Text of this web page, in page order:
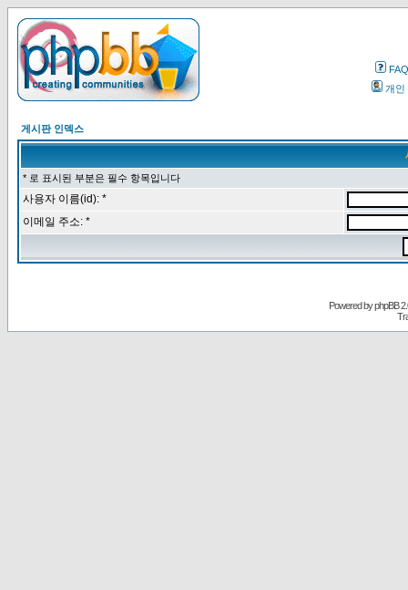
FAQ
개인
게시판 인덱스
* 로 표시된 부분은 필수 항목입니다
사용자 이름(id): *
이메일 주소: *
Powered byphpBB